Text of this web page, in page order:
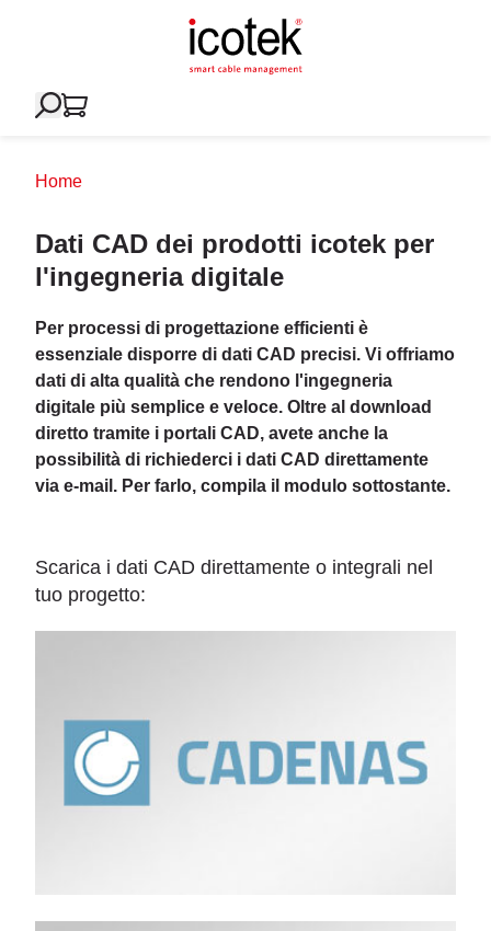
Home
Dati CAD dei prodotti icotek per
l'ingegneria digitale
Per processi di progettazione efficienti è
essenziale disporre di dati CAD precisi. Vi offriamo
dati di alta qualità che rendono l'ingegneria
digitale più semplice e veloce. Oltre al download
diretto tramite i portali CAD, avete anche la
possibilità di richiederci i dati CAD direttamente
via e-mail. Per farlo, compila il modulo sottostante.
Scarica i dati CAD direttamente o integrali nel
tuo progetto: